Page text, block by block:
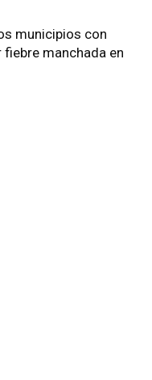
municipios con
manchada en